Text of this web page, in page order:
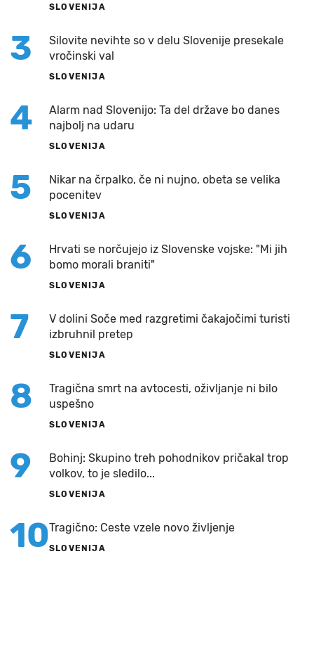
SLOVENIJA
3
Silovite nevihte so v delu Slovenije presekale
vročinski val
SLOVENIJA
4
Alarm nad Slovenijo: Ta del države bo danes
najbolj na udaru
SLOVENIJA
5
Nikar na črpalko, če ni nujno, obeta se velika
pocenitev
SLOVENIJA
6
Hrvati se norčujejo iz Slovenske vojske: "Mi jih
bomo morali braniti"
SLOVENIJA
7
V dolini Soče med razgretimi čakajočimi turisti
izbruhnil pretep
SLOVENIJA
8
Tragična smrt na avtocesti, oživljanje ni bilo
uspešno
SLOVENIJA
9
Bohinj: Skupino treh pohodnikov pričakal trop
volkov, to je sledilo...
SLOVENIJA
10Tragično: Ceste vzele novo življenje
SLOVENIJA